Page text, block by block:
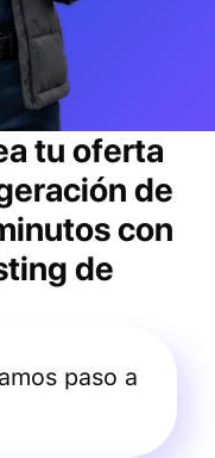
tu oferta
de
con
de
paso a